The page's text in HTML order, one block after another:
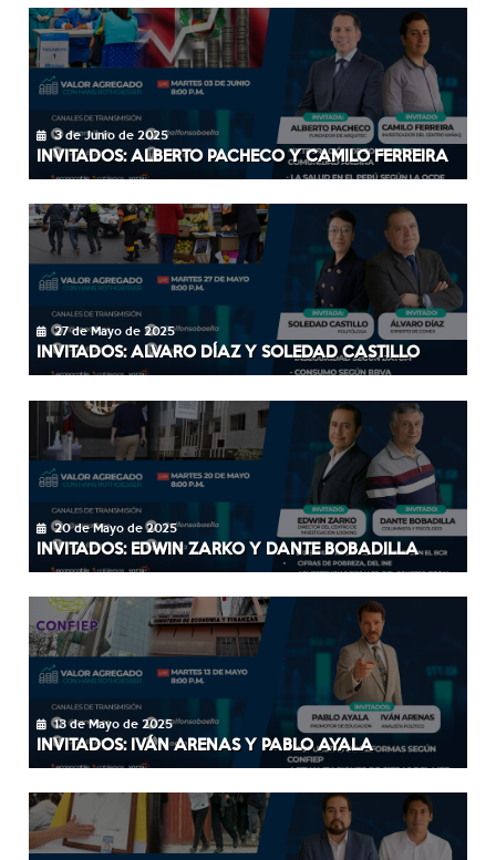
3 de Junio de 2025
INVITADOS: ALBERTO PACHECO Y CAMILO FERREIRA
27 de Mayo de 2025
INVITADOS: ALVARO DÍAZ Y SOLEDAD CASTILLO
20 de Mayo de 2025
INVITADOS: EDWIN ZARKO Y DANTE BOBADILLA
13 de Mayo de 2025
INVITADOS: IVÁN ARENAS Y PABLO AYALA